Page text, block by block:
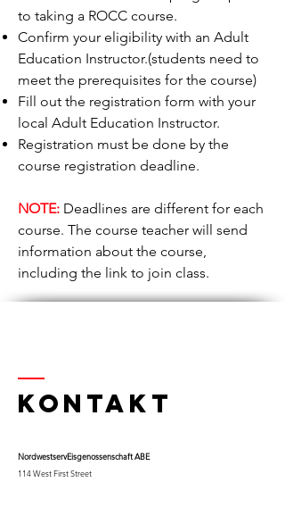
to taking a ROCC course.
Confirm your eligibility with an Adult
Education Instructor.(students need to
meet the prerequisites for the course)
Fill out the registration form with your
local Adult Education Instructor.
Registration must be done by the
course registration deadline.
NOTE: Deadlines are different for each
course. The course teacher will send
information about the course,
including the link to join class.
Kontakt
NordwestservEisgenossenschaft ABE
114 West First Street